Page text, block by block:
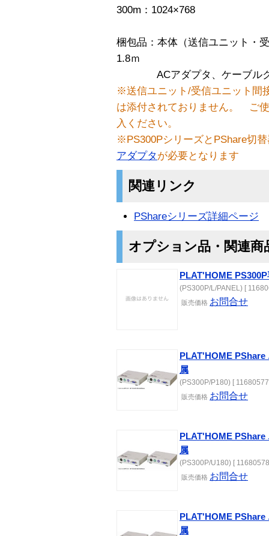
300m：1024×768
梱包品：本体（送信ユニット・
1.8ｍ
ACアダプタ、ケーブルク
※送信ユニット/受信ユニット間
は添付されておりません。 ご
入ください。
※PS300PシリーズとPShare切
アダプタ が必要となります
関連リンク
PShareシリーズ詳細ページ
オプション品・関連商
PLAT'HOME
(PS300P/L/PANEL) [
販売価格 お問合せ
PLAT'HOME PShare
属
(PS300P/P180) [
販売価格 お問合せ
PLAT'HOME PShare
属
(PS300P/U180) [
販売価格 お問合せ
PLAT'HOME PShare
属